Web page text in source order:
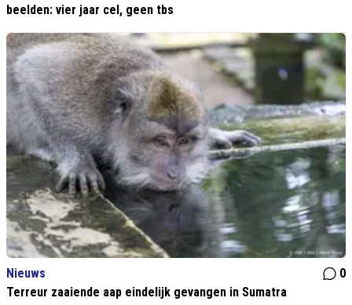
beelden: vier jaar cel, geen tbs
Nieuws
0
Terreur zaaiende aap eindelijk gevangen in Sumatra